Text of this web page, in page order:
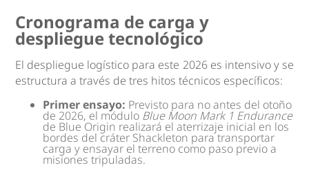
Cronograma de carga y
despliegue tecnológico
El despliegue logístico para este 2026 es intensivo y se
estructura a través de tres hitos técnicos específicos:
Primer ensayo: Previsto para no antes del otoño
de 2026, el módulo Blue Moon Mark 1 Endurance
de Blue Origin realizará el aterrizaje inicial en los
bordes del cráter Shackleton para transportar
carga y ensayar el terreno como paso previo a
misiones tripuladas.